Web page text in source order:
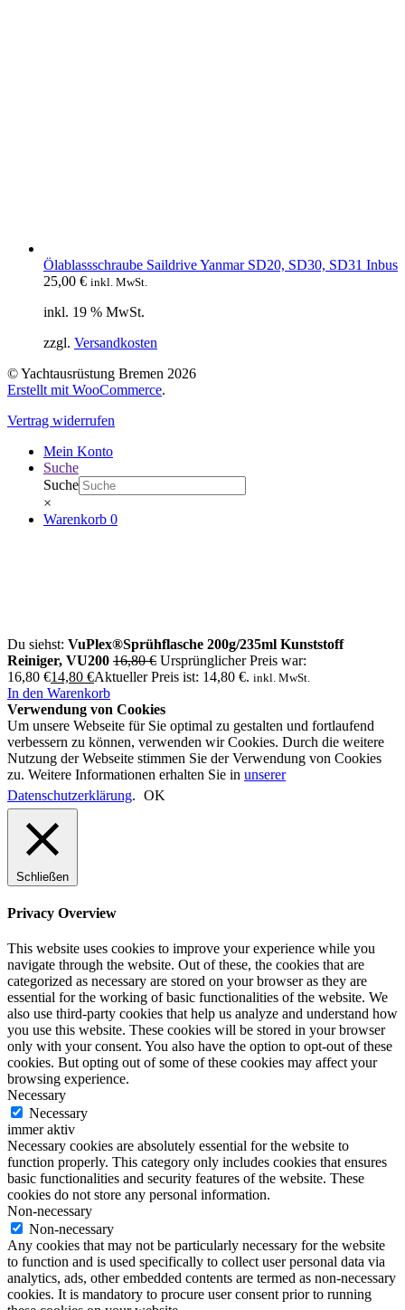
Ölablassschraube Saildrive Yanmar SD20, SD30, SD31 Inbus
25,00 € inkl. MwSt.
inkl. 19 % MwSt.
zzgl. Versandkosten
© Yachtausrüstung Bremen 2026
Erstellt mit WooCommerce.
Vertrag widerrufen
Mein Konto
Suche
Suche
×
Warenkorb 0
Du siehst: VuPlex®Sprühflasche 200g/235ml Kunststoff
Reiniger, VU200 16,80€ Ursprünglicher Preis war:
16,80 €14,80 €Aktueller Preis ist: 14,80 €. inkl. MwSt.
In den Warenkorb
Verwendung von Cookies
Um unsere Webseite für Sie optimal zu gestalten und fortlaufend
verbessern zu können, verwenden wir Cookies. Durch die weitere
Nutzung der Webseite stimmen Sie der Verwendung von Cookies
zu. Weitere Informationen erhalten Sie in unserer
Datenschutzerklärung. OK
Schließen
Privacy Overview
This website uses cookies to improve your experience while you
navigate through the website. Out of these, the cookies that are
categorized as necessary are stored on your browser as they are
essential for the working of basic functionalities of the website. We
also use third-party cookies that help us analyze and understand how
you use this website. These cookies will be stored in your browser
only with your consent. You also have the option to opt-out of these
cookies. But opting out of some of these cookies may affect your
browsing experience.
Necessary
Necessary
immer aktiv
Necessary cookies are absolutely essential for the website to
function properly. This category only includes cookies that ensures
basic functionalities and security features of the website. These
cookies do not store any personal information.
Non-necessary
Non-necessary
Any cookies that may not be particularly necessary for the website
to function and is used specifically to collect user personal data via
analytics, ads, other embedded contents are termed as non-necessary
cookies. It is mandatory to procure user consent prior to running